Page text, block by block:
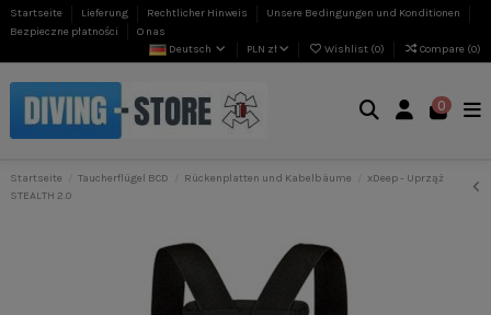
Startseite Lieferung Rechtlicher Hinweis
Unsere Bedingungen und Konditionen
Bezpieczne płatności
O nas
Deutsch
PLN zł Wishlist (0) Compare (0)
0
Startseite Taucherflügel BCD Rückenplatten und Kabelbäume
xDeep - Uprząż
STEALTH 2.0